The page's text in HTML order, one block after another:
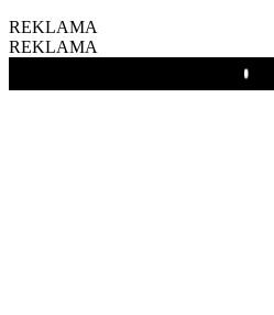
REKLAMA
REKLAMA
Play